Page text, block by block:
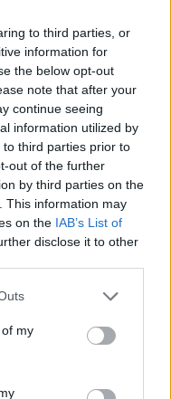
to third parties, or
information for
the below opt-out
note that after your
continue seeing
information utilized by
third parties prior to
out of the further
by third parties on the
This information may
on the IAB’s List of
disclose it to other
one or more Google
You may click to
its third-party tags to
in below Google
my
bázis út- és
fejlesztése
vezetéken